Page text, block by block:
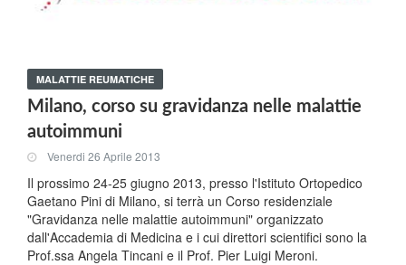
MALATTIE REUMATICHE
Milano, corso su gravidanza nelle malattie
autoimmuni
Venerdi 26 Aprile 2013
Il prossimo 24-25 giugno 2013, presso l'Istituto Ortopedico
Gaetano Pini di Milano, si terrà un Corso residenziale
"Gravidanza nelle malattie autoimmuni" organizzato
dall'Accademia di Medicina e i cui direttori scientifici sono la
Prof.ssa Angela Tincani e il Prof. Pier Luigi Meroni.